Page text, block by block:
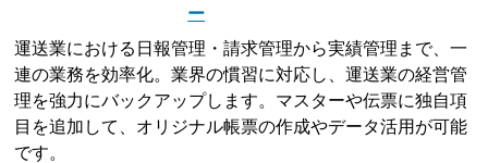
ー
運送業における日報管理・請求管理から実績管理まで、一
連の業務を効率化。業界の慣習に対応し、運送業の経営管
理を強力にバックアップします。マスターや伝票に独自項
目を追加して、オリジナル帳票の作成やデータ活用が可能
です。